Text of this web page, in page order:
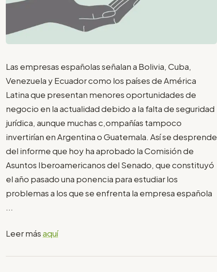
Las empresas españolas señalan a Bolivia, Cuba,
Venezuela y Ecuador como los países de América
Latina que presentan menores oportunidades de
negocio en la actualidad debido a la falta de seguridad
jurídica, aunque muchas c,ompañías tampoco
invertirían en Argentina o Guatemala. Así se desprende
del informe que hoy ha aprobado la Comisión de
Asuntos Iberoamericanos del Senado, que constituyó
el año pasado una ponencia para estudiar los
problemas a los que se enfrenta la empresa española
...
Leer másaquí